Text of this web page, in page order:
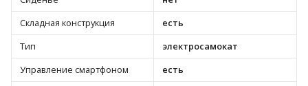
Складная конструкция
есть
Тип
электросамокат
Управление смартфоном
есть